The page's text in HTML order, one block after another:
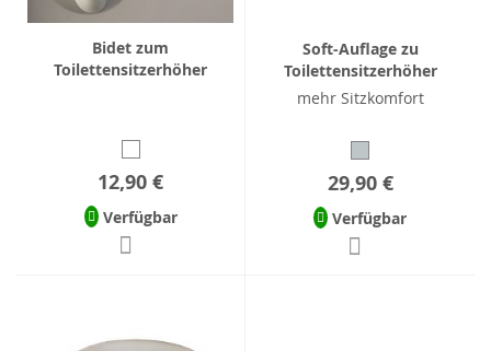
Bidet zum
Toilettensitzerhöher
12,90 €
Verfügbar
Soft-Auflage zu
Toilettensitzerhöher
mehr Sitzkomfort
29,90 €
Verfügbar